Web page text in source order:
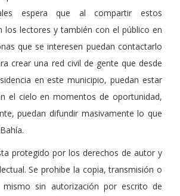
espera que al compartir estos
los lectores y también con el público en
que se interesen puedan contactarlo
crear una red civil de gente que desde
en este municipio, puedan estar
el cielo en momentos de oportunidad,
puedan difundir masivamente lo que
protegido por los derechos de autor y
Se prohibe la copia, transmisión o
mismo sin autorización por escrito de